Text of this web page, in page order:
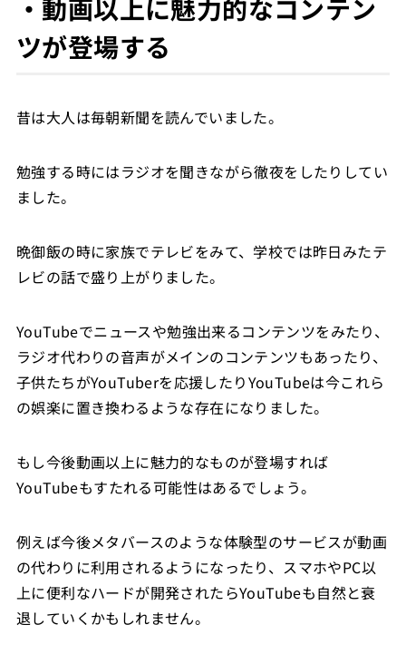
・動画以上に魅力的なコンテン
ツが登場する
昔は大人は毎朝新聞を読んでいました。
勉強する時にはラジオを聞きながら徹夜をしたりしてい
ました。
晩御飯の時に家族でテレビをみて、学校では昨日みたテ
レビの話で盛り上がりました。
YouTubeでニュースや勉強出来るコンテンツをみたり、
ラジオ代わりの音声がメインのコンテンツもあったり、
子供たちがYouTuberを応援したりYouTubeは今これら
の娯楽に置き換わるような存在になりました。
もし今後動画以上に魅力的なものが登場すれば
YouTubeもすたれる可能性はあるでしょう。
例えば今後メタバースのような体験型のサービスが動画
の代わりに利用されるようになったり、スマホやPC以
上に便利なハードが開発されたらYouTubeも自然と衰
退していくかもしれません。